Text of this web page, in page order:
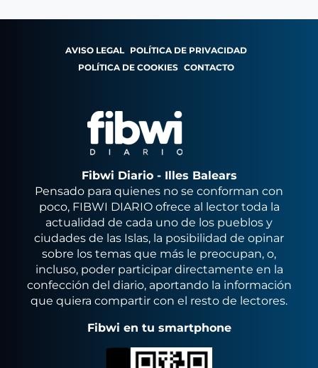
AVISO LEGAL POLÍTICA DE PRIVACIDAD
POLÍTICA DE COOKIES CONTACTO
Fibwi Diario - Illes Balears
Pensado para quienes no se conforman con
poco, FIBWI DIARIO ofrece al lector toda la
actualidad de cada uno de los pueblos y
ciudades de las Islas, la posibilidad de opinar
sobre los temas que más le preocupan, o,
incluso, poder participar directamente en la
confección del diario, aportando la información
que quiera compartir con el resto de lectores.
Fibwi en tu smartphone